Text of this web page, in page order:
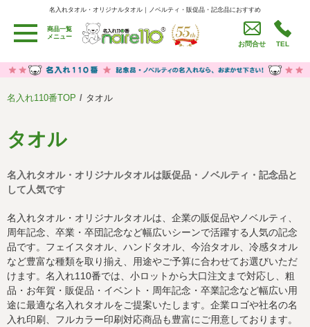
名入れタオル・オリジナルタオル｜ノベルティ・販促品・記念品におすすめ
名入れタオル・オリジナルタオル｜ノベルティ・販促品・記念品におすすめ
商品一覧
メニュー
お問合せ TEL
用途別カテゴリ
卒園・卒業記念品
労働組合・設立記念・周年記念
うちわ・扇子・ファン
値段別
ご利用ガイド 名入れについて
社会貢献活動 特定商取引法に基づく表記
著作権と推奨環境について プライバシーポリシー
よくある質問 採用情報
会社概要 サイトマップ
名入れ110番TOP タオル
タオル
名入れタオル・オリジナルタオルは販促品・ノベルティ・記念品と
して人気です
名入れタオル・オリジナルタオルは、企業の販促品やノベルティ、
周年記念、卒業・卒団記念など幅広いシーンで活躍する人気の記念
品です。フェイスタオル、ハンドタオル、今治タオル、冷感タオル
など豊富な種類を取り揃え、用途やご予算に合わせてお選びいただ
けます。名入れ110番では、小ロットから大口注文まで対応し、粗
品・お年賀・販促品・イベント・周年記念・卒業記念など幅広い用
途に最適な名入れタオルをご提案いたします。企業ロゴや社名の名
入れ印刷、フルカラー印刷対応商品も豊富にご用意しております。